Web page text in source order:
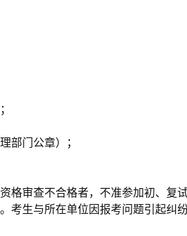
；
部门公章）；
格审查不合格者，不准参加初、复试
考生与所在单位因报考问题引起纠